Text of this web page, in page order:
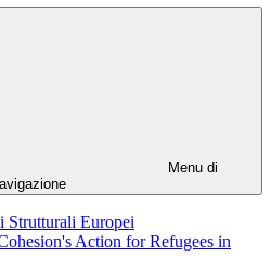
Menu di
Strutturali Europei
Action for Refugees in